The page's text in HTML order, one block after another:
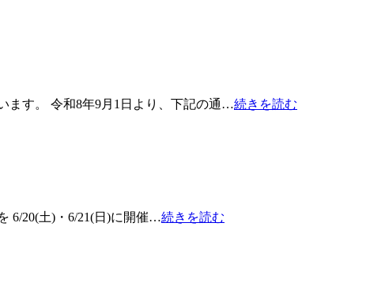
ます。 令和8年9月1日より、下記の通…続きを読む
6/20(土)・6/21(日)に開催…続きを読む